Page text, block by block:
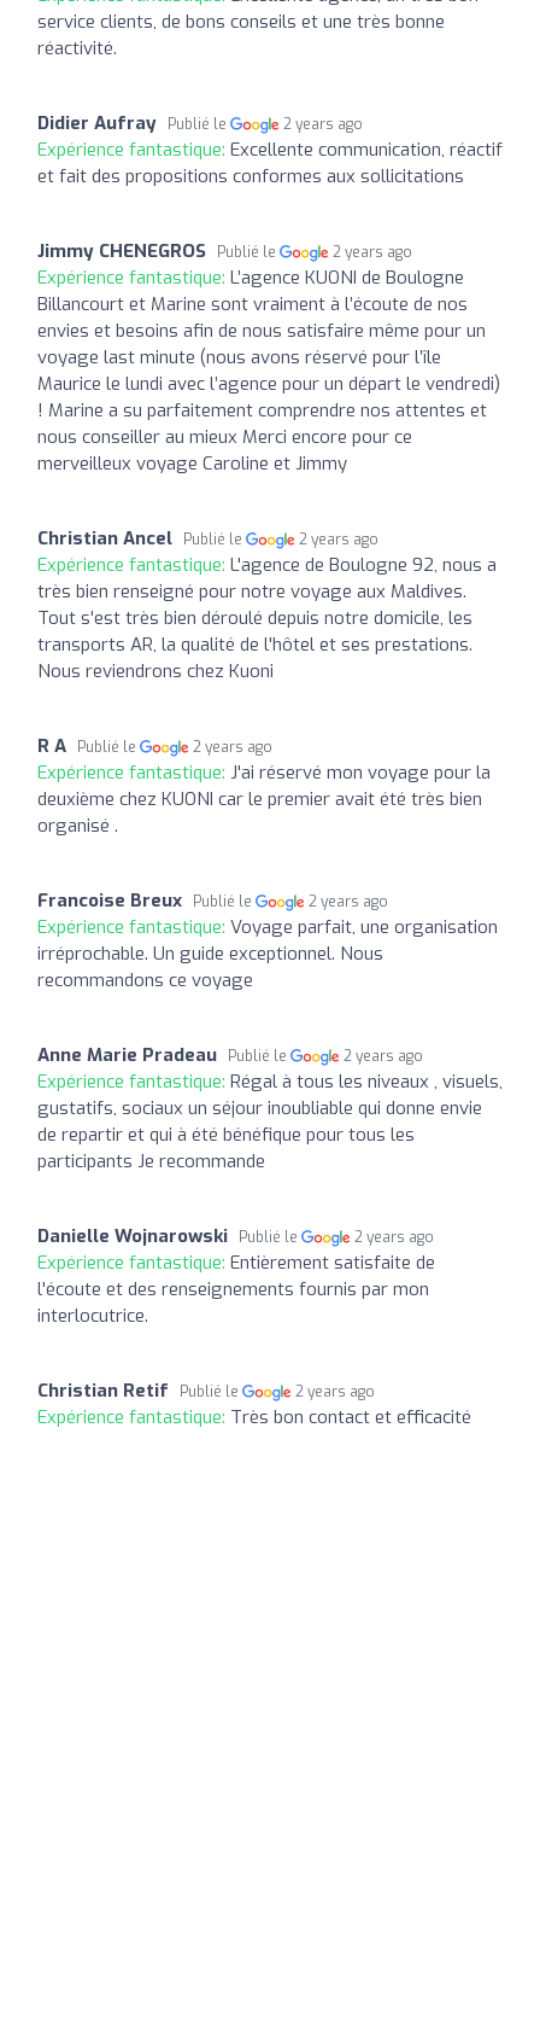
service clients, de bons conseils et une très bonne
réactivité.
Didier Aufray Publié le 2 years ago
Expérience fantastique: Excellente communication, réactif
et fait des propositions conformes aux sollicitations
Jimmy CHENEGROS Publié le 2 years ago
Expérience fantastique: L’agence KUONI de Boulogne
Billancourt et Marine sont vraiment à l’écoute de nos
envies et besoins afin de nous satisfaire même pour un
voyage last minute (nous avons réservé pour l’île
Maurice le lundi avec l’agence pour un départ le vendredi)
! Marine a su parfaitement comprendre nos attentes et
nous conseiller au mieux Merci encore pour ce
merveilleux voyage Caroline et Jimmy
Christian Ancel Publié le 2 years ago
Expérience fantastique: L'agence de Boulogne 92, nous a
très bien renseigné pour notre voyage aux Maldives.
Tout s'est très bien déroulé depuis notre domicile, les
transports AR, la qualité de l'hôtel et ses prestations.
Nous reviendrons chez Kuoni
R A Publié le 2 years ago
Expérience fantastique: J'ai réservé mon voyage pour la
deuxième chez KUONI car le premier avait été très bien
organisé .
Francoise Breux Publié le 2 years ago
Expérience fantastique: Voyage parfait, une organisation
irréprochable. Un guide exceptionnel. Nous
recommandons ce voyage
Anne Marie Pradeau Publié le 2 years ago
Expérience fantastique: Régal à tous les niveaux , visuels,
gustatifs, sociaux un séjour inoubliable qui donne envie
de repartir et qui à été bénéfique pour tous les
participants Je recommande
Danielle Wojnarowski Publié le 2 years ago
Expérience fantastique: Entièrement satisfaite de
l'écoute et des renseignements fournis par mon
interlocutrice.
Christian Retif Publié le 2 years ago
Expérience fantastique: Très bon contact et efficacité